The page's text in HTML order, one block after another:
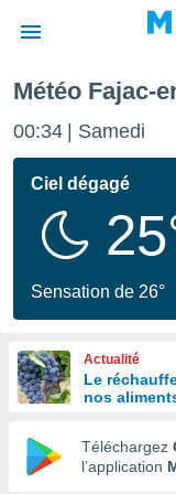
de
en
Météo Fajac-
00:34 Samedi
Ciel dégagé
Sensation de 26°
Actualité
Le
nos
Téléchargez
l’application